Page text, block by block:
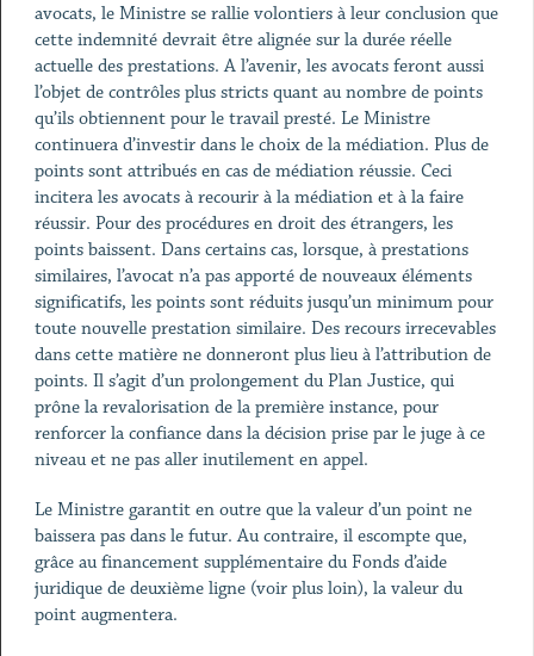
avocats, le Ministre se rallie volontiers à leur conclusion que
cette indemnité devrait être alignée sur la durée réelle
actuelle des prestations. A l’avenir, les avocats feront aussi
l’objet de contrôles plus stricts quant au nombre de points
qu’ils obtiennent pour le travail presté. Le Ministre
continuera d’investir dans le choix de la médiation. Plus de
points sont attribués en cas de médiation réussie. Ceci
incitera les avocats à recourir à la médiation et à la faire
réussir. Pour des procédures en droit des étrangers, les
points baissent. Dans certains cas, lorsque, à prestations
similaires, l’avocat n’a pas apporté de nouveaux éléments
significatifs, les points sont réduits jusqu’un minimum pour
toute nouvelle prestation similaire. Des recours irrecevables
dans cette matière ne donneront plus lieu à l’attribution de
points. Il s’agit d’un prolongement du Plan Justice, qui
prône la revalorisation de la première instance, pour
renforcer la confiance dans la décision prise par le juge à ce
niveau et ne pas aller inutilement en appel.
Le Ministre garantit en outre que la valeur d’un point ne
baissera pas dans le futur. Au contraire, il escompte que,
grâce au financement supplémentaire du Fonds d’aide
juridique de deuxième ligne (voir plus loin), la valeur du
point augmentera.